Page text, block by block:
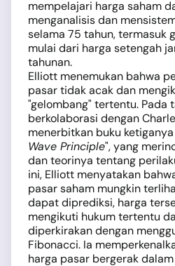
mempelajari harga saham
menganalisis dan
selama 75 tahun, termasuk
mulai dari harga setengah
tahunan.
Elliott menemukan bahwa
pasar tidak acak dan
"gelombang" tertentu. Pada
berkolaborasi dengan
menerbitkan buku
Wave Principle", yang
dan teorinya tentang
ini, Elliott menyatakan
pasar saham mungkin
dapat diprediksi, harga
mengikuti hukum tertentu
diperkirakan dengan
Fibonacci. Ia
harga pasar bergerak